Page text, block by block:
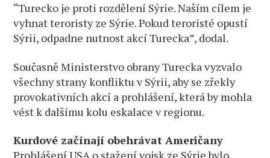
“Turecko je proti rozdělení Sýrie. Naším cílem je
vyhnat teroristy ze Sýrie. Pokud teroristé opustí
Sýrii, odpadne nutnost akcí Turecka”, dodal.
Současně Ministerstvo obrany Turecka vyzvalo
všechny strany konfliktu v Sýrii, aby se zřekly
provokativních akcí a prohlášení, která by mohla
vést k dalšímu kolu eskalace v regionu.
Kurdové začínají obehrávat Američany
Prohlášení USA o stažení vojsk ze Sýrie bylo